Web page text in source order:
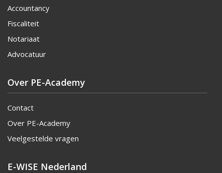
Accountancy
Fiscaliteit
Notariaat
Advocatuur
Over PE-Academy
Contact
Over PE-Academy
Veelgestelde vragen
E-WISE Nederland